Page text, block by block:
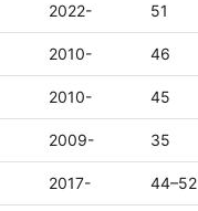
2022- 51
2010- 46
2010- 45
2009- 35
2017- 44–52